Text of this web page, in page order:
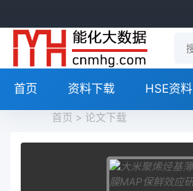
首页 资料下载 HSE资料
首页 > 论文下载